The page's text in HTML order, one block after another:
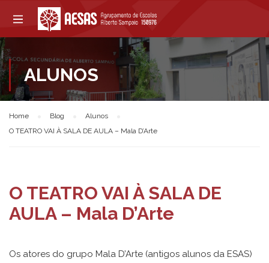
ALUNOS
Home Blog
Alunos
O TEATRO VAI À SALA DE AULA – Mala D’Arte
O TEATRO VAI À SALA DE
AULA – Mala D’Arte
Os atores do grupo Mala D’Arte (antigos alunos da ESAS)